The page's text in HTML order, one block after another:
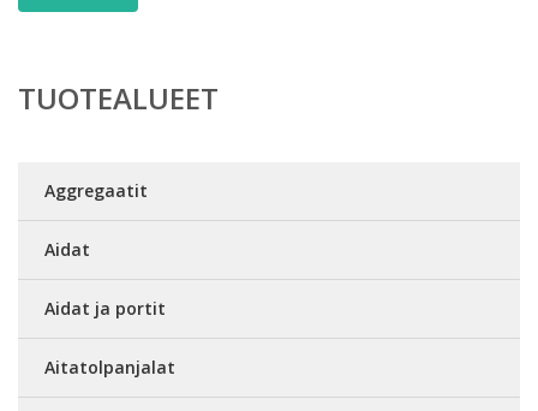
TUOTEALUEET
Aggregaatit
Aidat
Aidat ja portit
Aitatolpanjalat